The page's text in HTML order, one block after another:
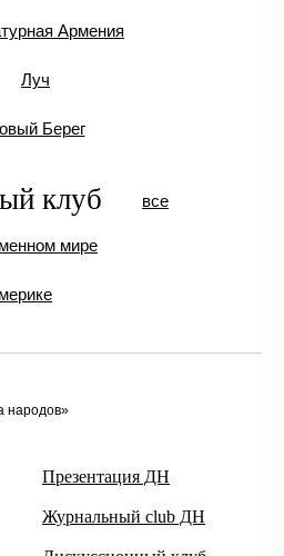
Армения
Луч
Берег
клуб
мире
все
народов»
Презентация ДН
Журнальный club ДН